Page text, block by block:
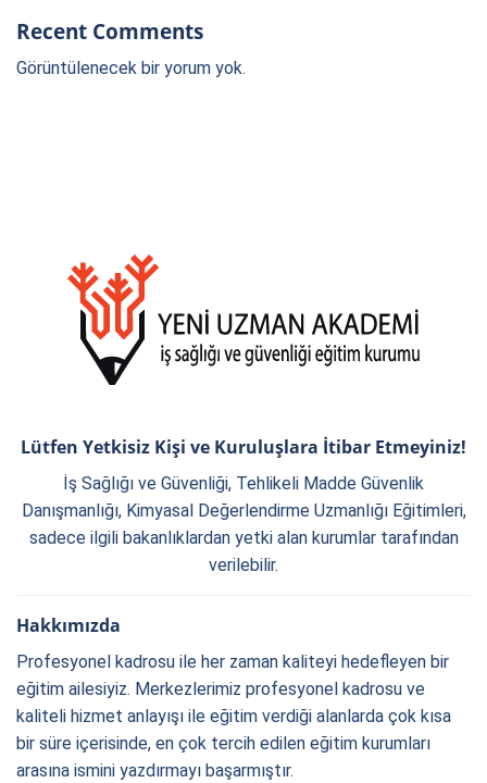
Recent Comments
Görüntülenecek bir yorum yok.
Lütfen Yetkisiz Kişi ve Kuruluşlara İtibar Etmeyiniz!
İş Sağlığı ve Güvenliği, Tehlikeli Madde Güvenlik
Danışmanlığı, Kimyasal Değerlendirme Uzmanlığı Eğitimleri,
sadece ilgili bakanlıklardan yetki alan kurumlar tarafından
verilebilir.
Hakkımızda
Profesyonel kadrosu ile her zaman kaliteyi hedefleyen bir
eğitim ailesiyiz. Merkezlerimiz profesyonel kadrosu ve
kaliteli hizmet anlayışı ile eğitim verdiği alanlarda çok kısa
bir süre içerisinde, en çok tercih edilen eğitim kurumları
arasına ismini yazdırmayı başarmıştır.